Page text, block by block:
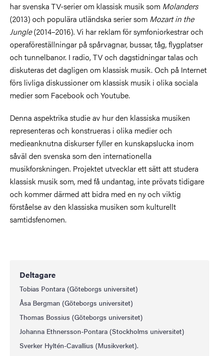
har svenska TV-serier om klassisk musik som Molanders
(2013) och populära utländska serier som Mozart in the
Jungle(2014–2016). Vi har reklam för symfoniorkestrar och
operaföreställningar på spårvagnar, bussar, tåg, flygplatser
och tunnelbanor. I radio, TV och dagstidningar talas och
diskuteras det dagligen om klassisk musik. Och på Internet
förs livliga diskussioner om klassisk musik i olika sociala
medier som Facebook och Youtube.
Denna aspektrika studie av hur den klassiska musiken
representeras och konstrueras i olika medier och
medieanknutna diskurser fyller en kunskapslucka inom
såväl den svenska som den internationella
musikforskningen. Projektet utvecklar ett sätt att studera
klassisk musik som, med få undantag, inte prövats tidigare
och kommer därmed att bidra med en ny och viktig
förståelse av den klassiska musiken som kulturellt
samtidsfenomen.
Deltagare
Tobias Pontara (Göteborgs universitet)
Åsa Bergman (Göteborgs universitet)
Thomas Bossius (Göteborgs universitet)
Johanna Ethnersson-Pontara (Stockholms universitet)
Sverker Hyltén-Cavallius (Musikverket).